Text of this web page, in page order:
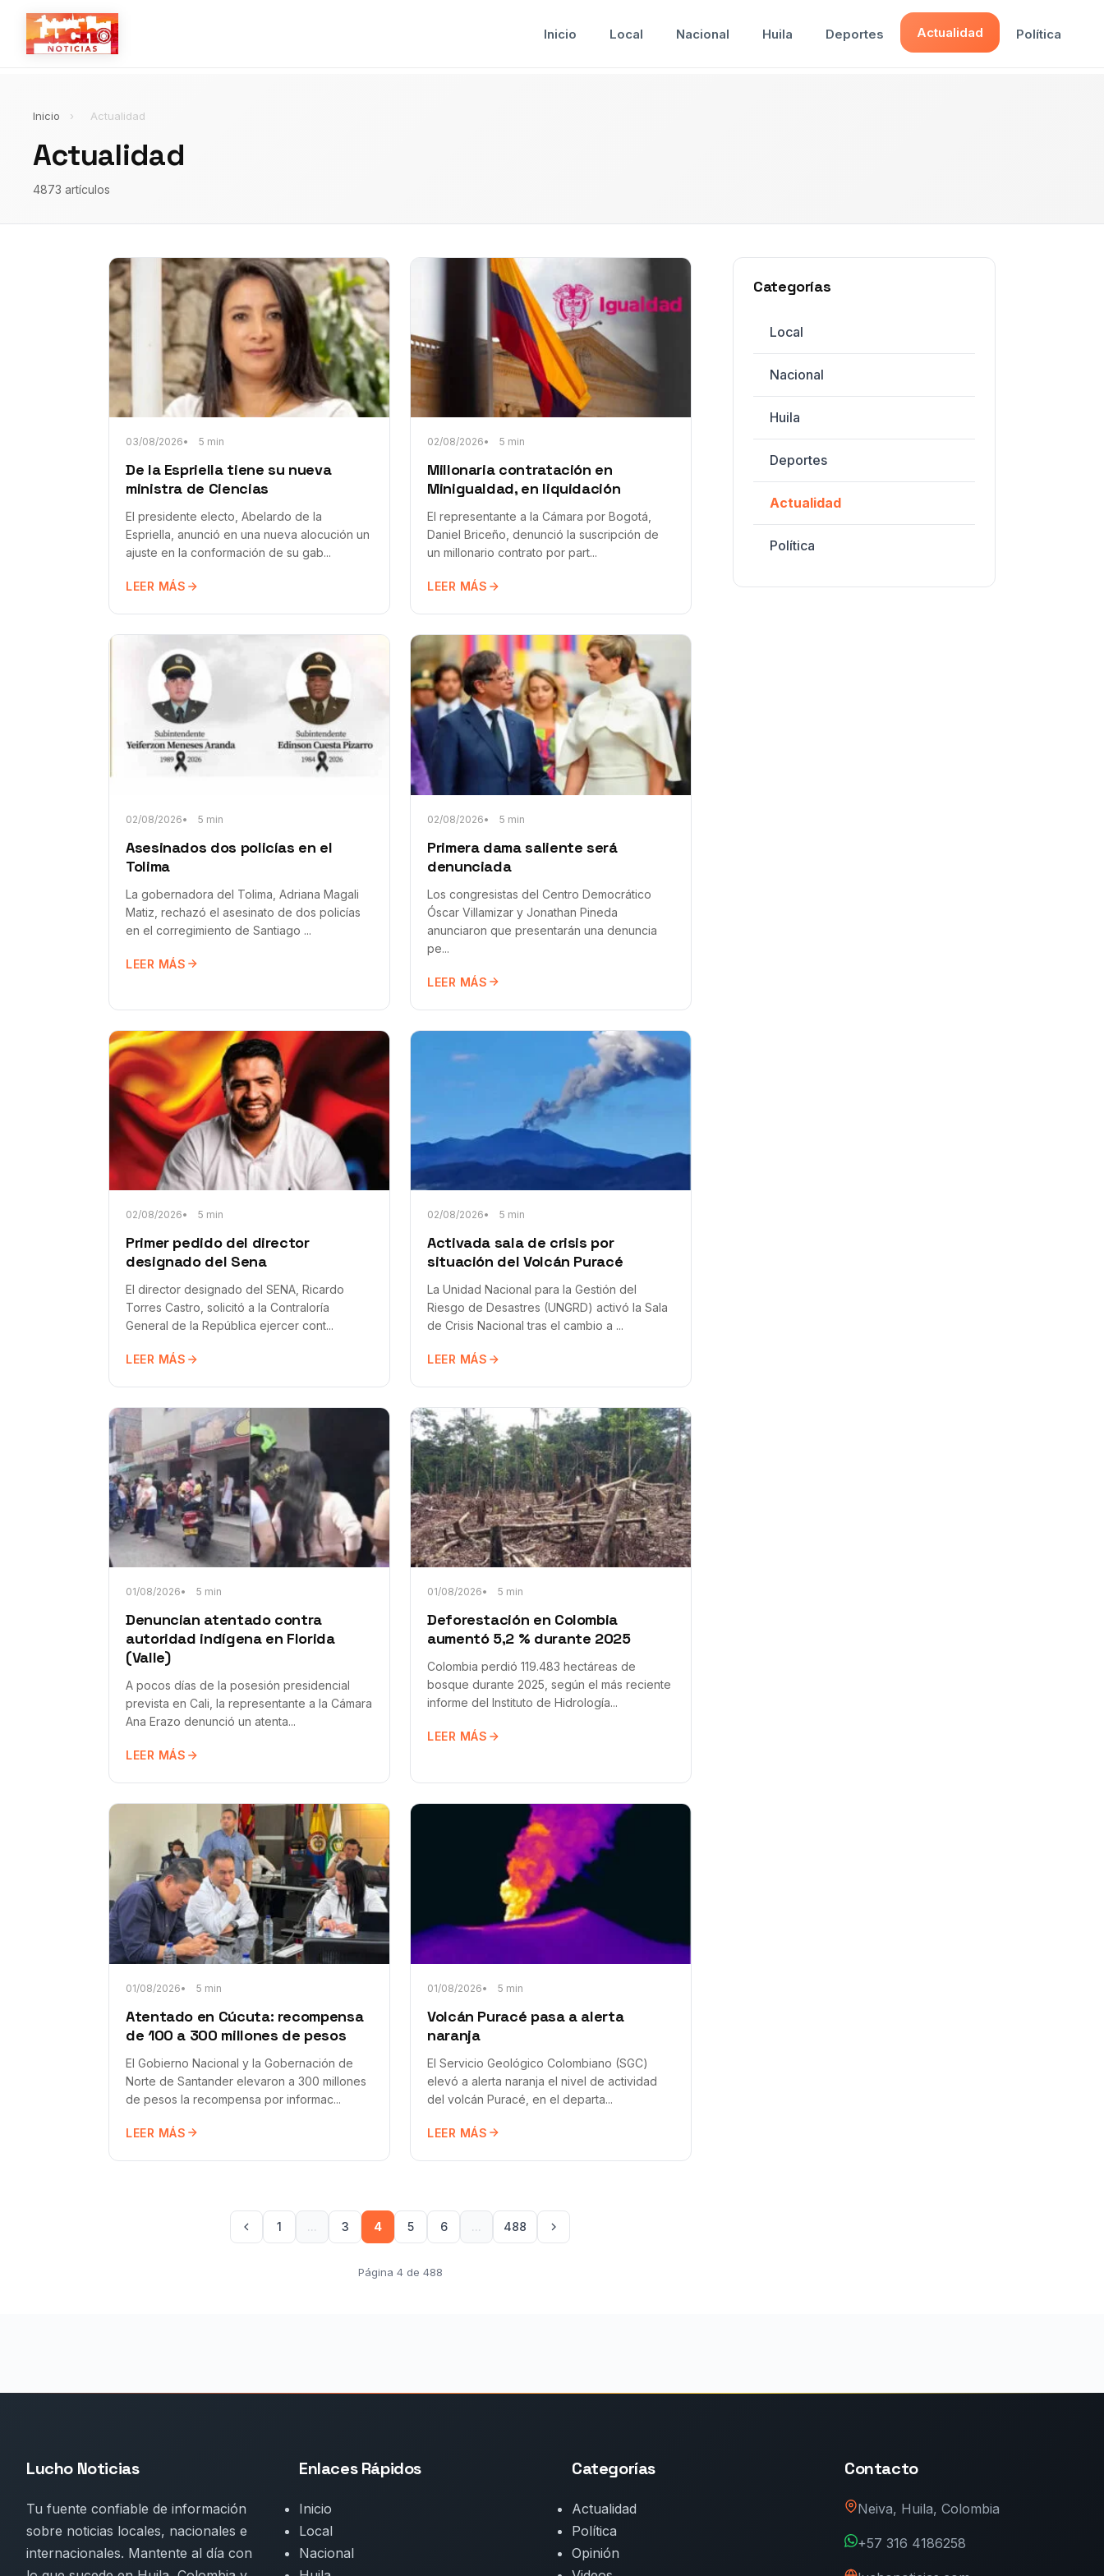
Inicio Local Nacional Huila Deportes Actualidad Política
Inicio › Actualidad
Actualidad
4873 artículos
03/08/2026 5 min
De la Espriella tiene su nueva
ministra de Ciencias
El presidente electo, Abelardo de la
Espriella, anunció en una nueva alocución un
ajuste en la conformación de su gab...
LEER MÁS
02/08/2026 5 min
Millonaria contratación en
Minigualdad, en liquidación
El representante a la Cámara por Bogotá,
Daniel Briceño, denunció la suscripción de
un millonario contrato por part...
LEER MÁS
02/08/2026 5 min
Asesinados dos policías en el
Tolima
La gobernadora del Tolima, Adriana Magali
Matiz, rechazó el asesinato de dos policías
en el corregimiento de Santiago ...
LEER MÁS
02/08/2026 5 min
Primera dama saliente será
denunciada
Los congresistas del Centro Democrático
Óscar Villamizar y Jonathan Pineda
anunciaron que presentarán una denuncia
pe...
LEER MÁS
02/08/2026 5 min
Primer pedido del director
designado del Sena
El director designado del SENA, Ricardo
Torres Castro, solicitó a la Contraloría
General de la República ejercer cont...
LEER MÁS
02/08/2026 5 min
Activada sala de crisis por
situación del Volcán Puracé
La Unidad Nacional para la Gestión del
Riesgo de Desastres (UNGRD) activó la Sala
de Crisis Nacional tras el cambio a ...
LEER MÁS
01/08/2026 5 min
Denuncian atentado contra
autoridad indígena en Florida
(Valle)
A pocos días de la posesión presidencial
prevista en Cali, la representante a la Cámara
Ana Erazo denunció un atenta...
LEER MÁS
01/08/2026 5 min
Deforestación en Colombia
aumentó 5,2 % durante 2025
Colombia perdió 119.483 hectáreas de
bosque durante 2025, según el más reciente
informe del Instituto de Hidrología...
LEER MÁS
01/08/2026 5 min
Atentado en Cúcuta: recompensa
de 100 a 300 millones de pesos
El Gobierno Nacional y la Gobernación de
Norte de Santander elevaron a 300 millones
de pesos la recompensa por informac...
LEER MÁS
01/08/2026 5 min
Volcán Puracé pasa a alerta
naranja
El Servicio Geológico Colombiano (SGC)
elevó a alerta naranja el nivel de actividad
del volcán Puracé, en el departa...
LEER MÁS
1 ... 3 4 5 6 ... 488
Página 4 de 488
Categorías
Local
Nacional
Huila
Deportes
Actualidad
Política
Lucho Noticias
Tu fuente confiable de información
sobre noticias locales, nacionales e
internacionales. Mantente al día con
Enlaces Rápidos
Inicio
Local
Nacional
Categorías
Actualidad
Política
Opinión
Contacto
Neiva, Huila, Colombia
+57 316 4186258